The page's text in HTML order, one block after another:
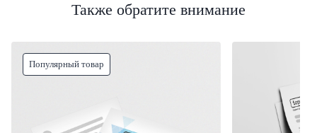
Также обратите внимание
Популярный товар